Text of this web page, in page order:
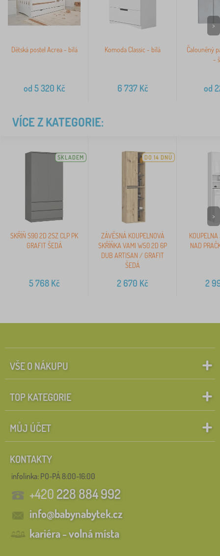
Dětská postel Acrea - bílá
od 5 320 Kč
Komoda Classic - bílá
6 737Kč
Čalouněný
-
od
>
VÍCE Z KATEGORIE:
SKLADEM
SKŘÍŇ S90 2D 2SZ CLP PK
GRAFIT ŠEDÁ
5 768Kč
DO 14 DNŮ
ZÁVĚSNÁ KOUPELNOVÁ
SKŘÍŇKA VAMI W50 2D 6P
DUB ARTISAN / GRAFIT
ŠEDÁ
2 670 Kč
NAD
2
>
VŠE O NÁKUPU
TOP KATEGORIE
MŮJ ÚČET
KONTAKTY
infolinka: PO-PÁ 8:00-16:00
+420228 884 992
info@babynabytek.cz
kariéra - volná místa